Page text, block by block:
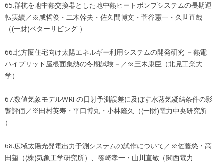
65.群杭を地中熱交換器とした地中熱ヒートポンプシステムの長期運
転実績／※咸哲俊・二木幹夫・佐久間博文・菅谷憲一・久世直哉
（(一財)ベターリビング ）
66.北方圏住宅向け太陽エネルギー利用システムの開発研究 －熱電
ハイブリッド屋根面集熱の冬期試験－／※三木康臣（北見工業大
学）
67.数値気象モデルWRFの日射予測誤差に及ぼす水蒸気凝結条件の影
響評価／※田村英寿・平口博丸・小林隆久（(一財)電力中央研究所
）
68.広域太陽光発電出力予測システムの試作について／※佐藤悠・高
田望（(株)気象工学研究所）、篠崎孝一・山川直敏（関西電力